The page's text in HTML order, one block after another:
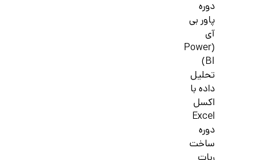
دوره
پاور بی
آی
(Power
BI)
تحلیل
داده با
اکسل
Excel
دوره
ساخت